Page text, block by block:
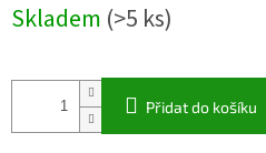
cena:
Skladem (>5 ks)
Přidat do košíku